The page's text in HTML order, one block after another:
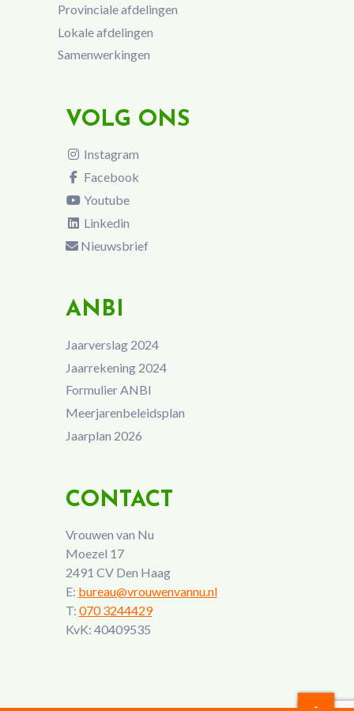
Provinciale afdelingen
Lokale afdelingen
Samenwerkingen
VOLG ONS
Instagram
Facebook
Youtube
Linkedin
Nieuwsbrief
ANBI
Jaarverslag 2024
Jaarrekening 2024
Formulier ANBI
Meerjarenbeleidsplan
Jaarplan 2026
CONTACT
Vrouwen van Nu
Moezel 17
2491 CV Den Haag
E: bureau@vrouwenvannu.nl
T: 070 3244429
KvK: 40409535